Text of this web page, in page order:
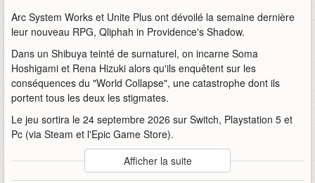
Arc System Works et Unite Plus ont dévoilé la semaine dernière
leur nouveau RPG, Qliphah in Providence's Shadow.
Dans un Shibuya teinté de surnaturel, on incarne Soma
Hoshigami et Rena Hizuki alors qu'ils enquêtent sur les
conséquences du "World Collapse", une catastrophe dont ils
portent tous les deux les stigmates.
Le jeu sortira le 24 septembre 2026 sur Switch, Playstation 5 et
Pc (via Steam et l'Epic Game Store).
Auteur
Arc System Works America
: Alenn Tax
Afficher la suite